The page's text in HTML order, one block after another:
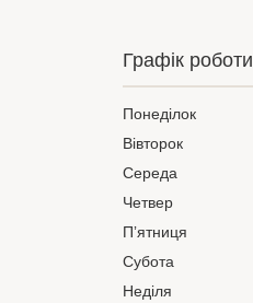
Графік роботи
Понеділок
Вівторок
Середа
Четвер
Пʼятниця
Субота
Неділя